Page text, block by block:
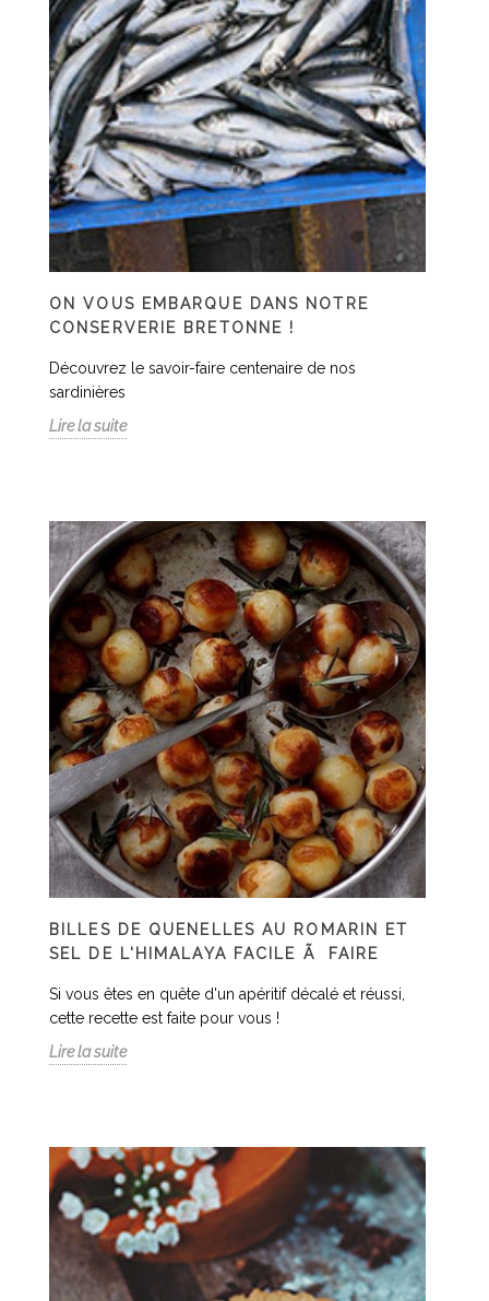
ON VOUS EMBARQUE DANS NOTRE
CONSERVERIE BRETONNE !
Découvrez le savoir-faire centenaire de nos
sardinières
Lire la suite
BILLES DE QUENELLES AU ROMARIN ET
SEL DE L'HIMALAYA FACILE Ã FAIRE
Si vous êtes en quête d'un apéritif décalé et réussi,
cette recette est faite pour vous !
Lire la suite